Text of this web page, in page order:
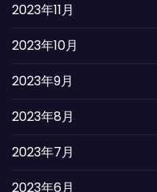
2023年11月
2023年10月
2023年9月
2023年8月
2023年7月
2023年6月